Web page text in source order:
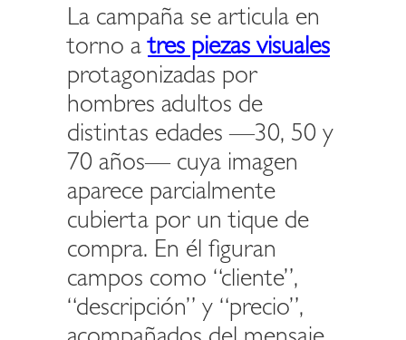
La campaña se articula en
torno atres piezas visuales
protagonizadas por
hombres adultos de
distintas edades —30, 50 y
70 años— cuya imagen
aparece parcialmente
cubierta por un tique de
compra. En él figuran
campos como “cliente”,
“descripción” y “precio”,